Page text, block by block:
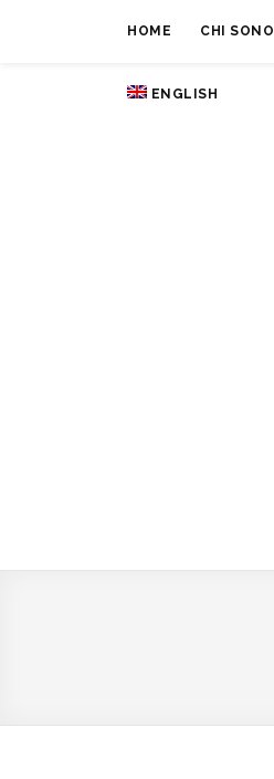
HOME CHI SONO
ENGLISH